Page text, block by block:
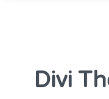
Divi